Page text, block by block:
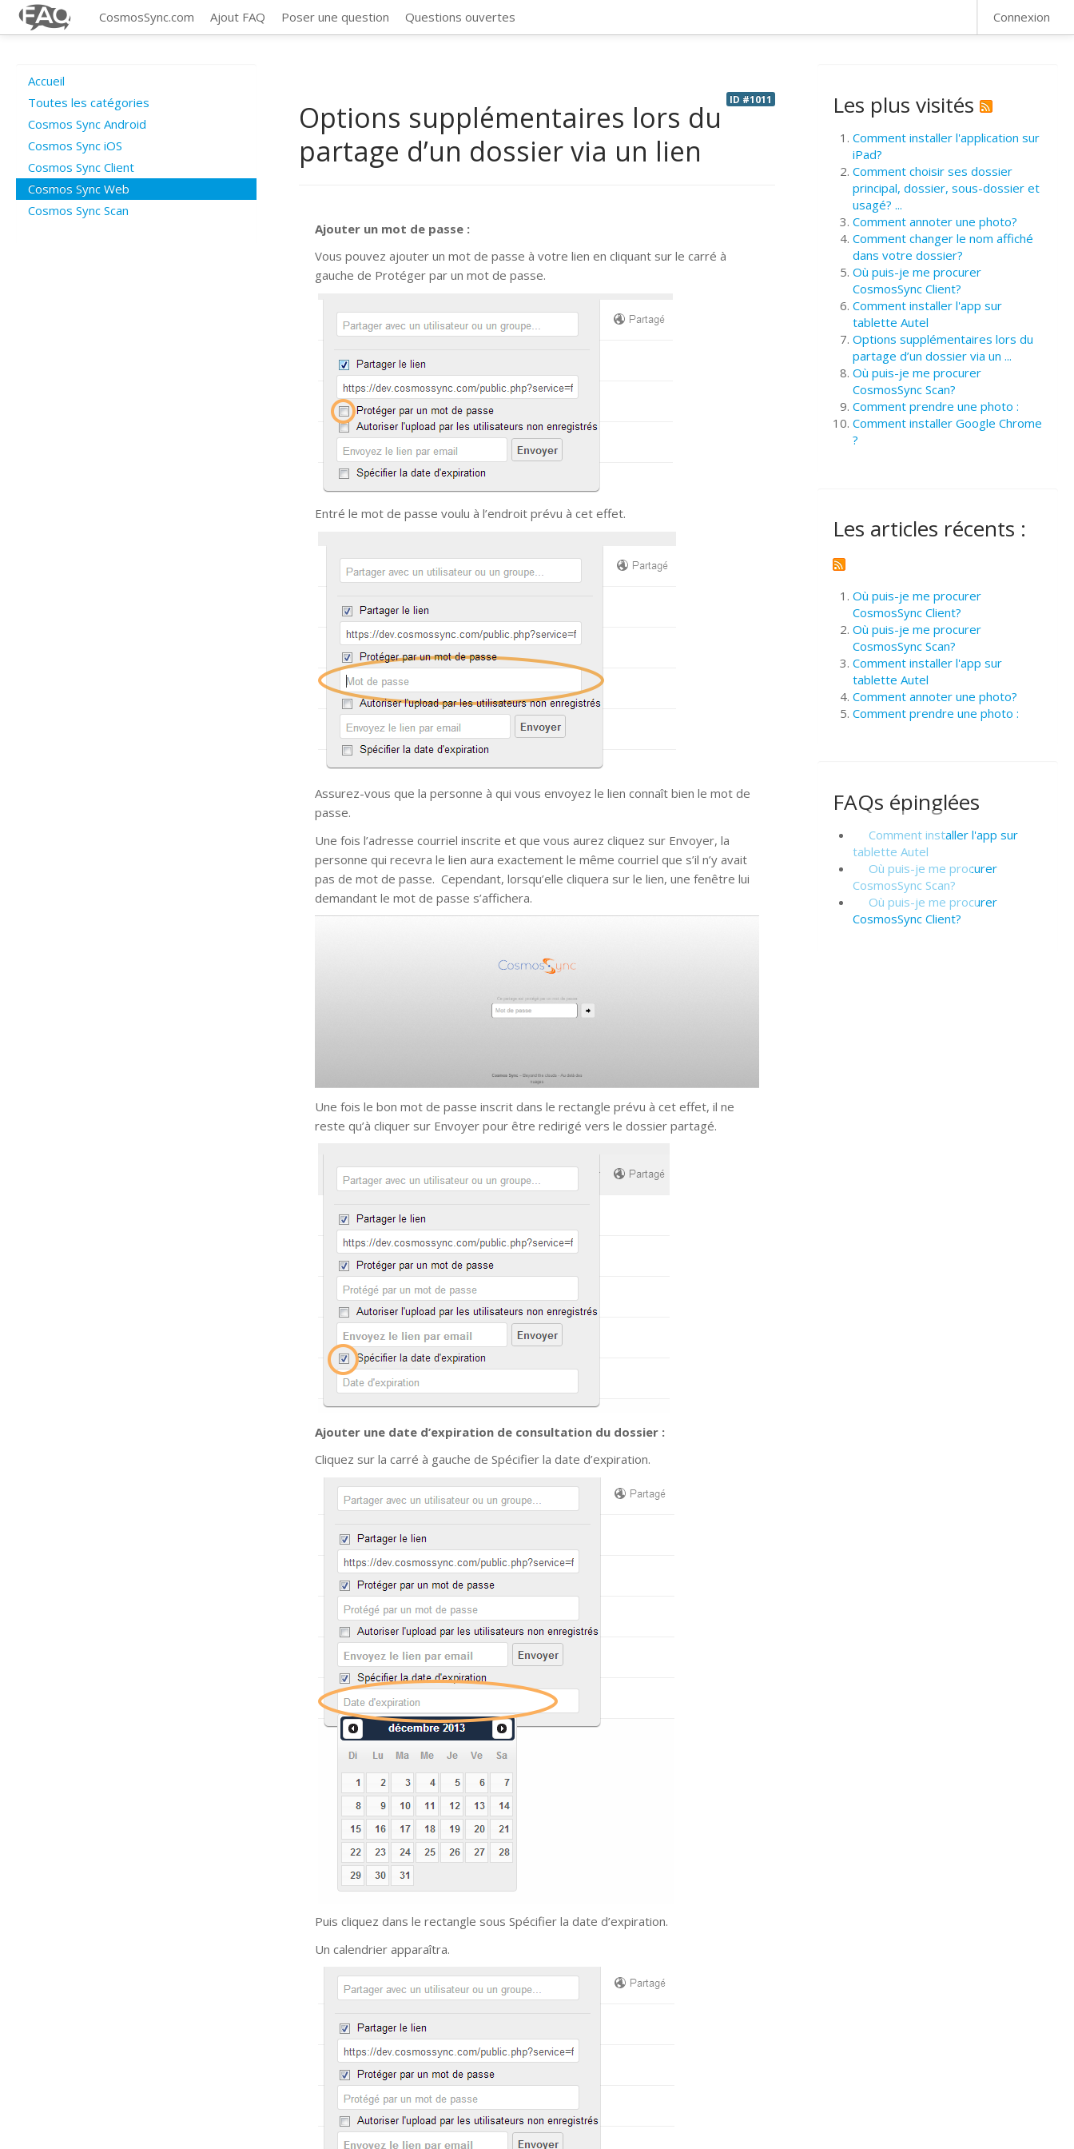
CosmosSync.com Ajout FAQ Poser une question Questions ouvertes Connexion
Accueil
Toutes les catégories
Cosmos Sync Android
Cosmos Sync iOS
Cosmos Sync Client
Cosmos Sync Web
Cosmos Sync Scan
ID #1011
Options supplémentaires lors du
partage d’un dossier via un lien
Ajouter un mot de passe :
Vous pouvez ajouter un mot de passe à votre lien en cliquant sur le carré à
gauche de Protéger par un mot de passe.
Entré le mot de passe voulu à l’endroit prévu à cet effet.
Assurez-vous que la personne à qui vous envoyez le lien connaît bien le mot de
passe.
Une fois l’adresse courriel inscrite et que vous aurez cliquez sur Envoyer, la
personne qui recevra le lien aura exactement le même courriel que s’il n’y avait
pas de mot de passe. Cependant, lorsqu’elle cliquera sur le lien, une fenêtre lui
demandant le mot de passe s’affichera.
Une fois le bon mot de passe inscrit dans le rectangle prévu à cet effet, il ne
reste qu’à cliquer sur Envoyer pour être redirigé vers le dossier partagé.
Ajouter une date d’expiration de consultation du dossier :
Cliquez sur la carré à gauche de Spécifier la date d’expiration.
Puis cliquez dans le rectangle sous Spécifier la date d’expiration.
Un calendrier apparaîtra.
Les plus visités
Comment installer l'application sur
iPad?
Comment choisir ses dossier
principal, dossier, sous-dossier et
usagé? ...
Comment annoter une photo?
Comment changer le nom affiché
dans votre dossier?
Où puis-je me procurer
CosmosSync Client?
Comment installer l'app sur
tablette Autel
Options supplémentaires lors du
partage d’un dossier via un ...
Où puis-je me procurer
CosmosSync Scan?
Comment prendre une photo :
Comment installer Google Chrome
?
Les articles récents :
Où puis-je me procurer
CosmosSync Client?
Où puis-je me procurer
CosmosSync Scan?
Comment installer l'app sur
tablette Autel
Comment annoter une photo?
Comment prendre une photo :
FAQs épinglées
Comment installer l'app sur
tablette Autel
Où puis-je me procurer
CosmosSync Scan?
Où puis-je me procurer
CosmosSync Client?